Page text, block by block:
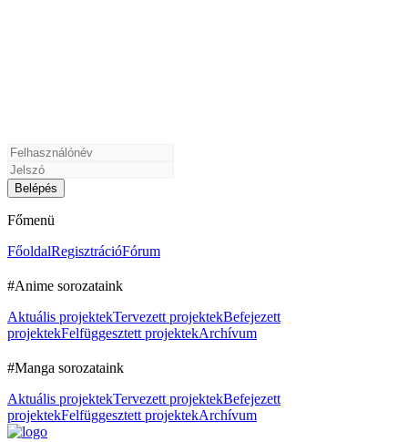
Főmenü
FőoldalRegisztrációFórum
#Anime sorozataink
Aktuális projektekTervezett projektekBefejezett
projektekFelfüggesztett projektekArchívum
#Manga sorozataink
Aktuális projektekTervezett projektekBefejezett
projektekFelfüggesztett projektekArchívum